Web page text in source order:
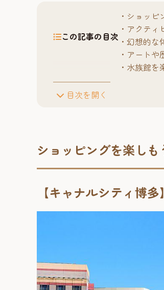
この記事の目次
目次を開く
ショッピ
アクティ
幻想的な
アートや
水族館を
ショッピングを楽しも
【キャナルシティ博多】